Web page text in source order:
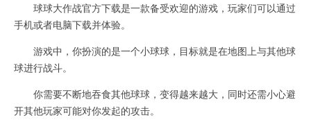
球球大作战官方下载是一款备受欢迎的游戏，玩家们可以通过
手机或者电脑下载并体验。
游戏中，你扮演的是一个小球球，目标就是在地图上与其他球
球进行战斗。
你需要不断地吞食其他球球，变得越来越大，同时还需小心避
开其他玩家可能对你发起的攻击。